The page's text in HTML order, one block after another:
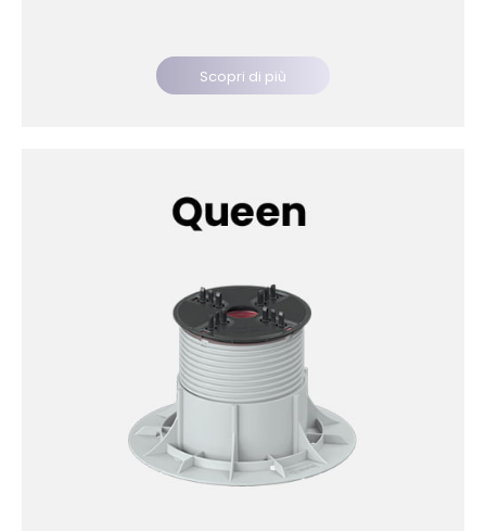
Scopri di più